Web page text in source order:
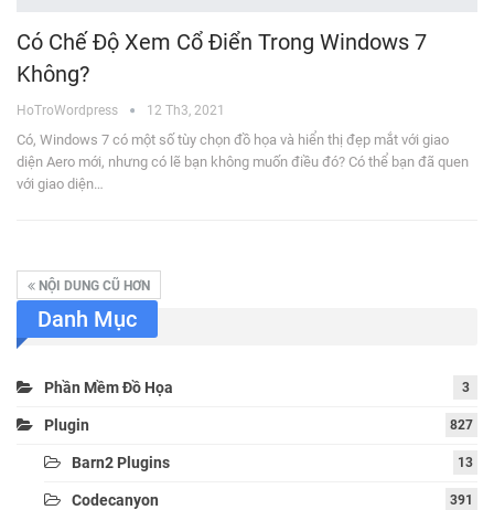
Có Chế Độ Xem Cổ Điển Trong Windows 7
Không?
HoTroWordpress 12 Th3, 2021
Có, Windows 7 có một số tùy chọn đồ họa và hiển thị đẹp mắt với giao
diện Aero mới, nhưng có lẽ bạn không muốn điều đó? Có thể bạn đã quen
với giao diện…
NỘI DUNG CŨ HƠN
Danh Mục
Phần Mềm Đồ Họa 3
Plugin 827
Barn2 Plugins 13
Codecanyon 391